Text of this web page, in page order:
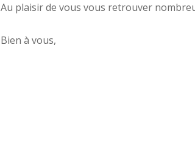
Au plaisir de vous vous retrouver
Bien à vous,